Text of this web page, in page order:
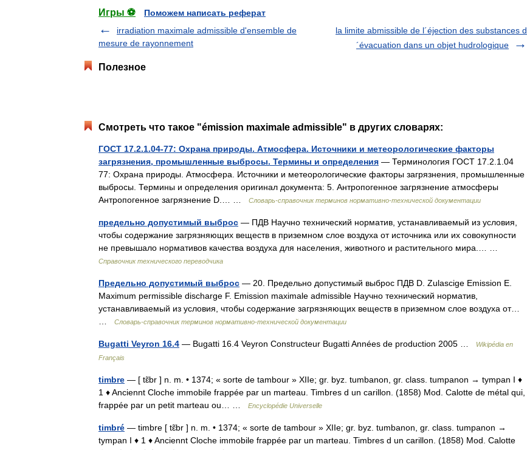
Игры ⚽
Поможем написать реферат
irradiation maximale admissible d'ensemble de
mesure de rayonnement
la limite abmissible de l´éjection des substances d
´évacuation dans un objet hudrologique
Полезное
Смотреть что такое "émission maximale admissible" в других словарях:
ГОСТ 17.2.1.04-77: Охрана природы. Атмосфера. Источники и метеорологические факторы
загрязнения, промышленные выбросы. Термины и определения — Терминология ГОСТ 17.2.1.04
77: Охрана природы. Атмосфера. Источники и метеорологические факторы загрязнения, промышленные
выбросы. Термины и определения оригинал документа: 5. Антропогенное загрязнение атмосферы
Антропогенное загрязнение D.… …
Словарь-справочник терминов нормативно-технической документации
предельно допустимый выброс — ПДВ Научно технический норматив, устанавливаемый из условия,
чтобы содержание загрязняющих веществ в приземном слое воздуха от источника или их совокупности
не превышало нормативов качества воздуха для населения, животного и растительного мира.… …
Справочник технического переводчика
Предельно допустимый выброс — 20. Предельно допустимый выброс ПДВ D. Zulascige Emission Е.
Maximum permissible discharge F. Emission maximale admissible Научно технический норматив,
устанавливаемый из условия, чтобы содержание загрязняющих веществ в приземном слое воздуха от…
Словарь-справочник терминов нормативно-технической документации
Bugatti Veyron 16.4 — Bugatti 16.4 Veyron Constructeur Bugatti Années de production 2005 …
Wikipédia en
Français
timbre — [ tɛ̃br ] n. m. • 1374; « sorte de tambour » XIIe; gr. byz. tumbanon, gr. class. tumpanon → tympan I ♦
1 ♦ Anciennt Cloche immobile frappée par un marteau. Timbres d un carillon. (1858) Mod. Calotte de métal qui,
frappée par un petit marteau ou… …
Encyclopédie Universelle
timbré — timbre [ tɛ̃br ] n. m. • 1374; « sorte de tambour » XIIe; gr. byz. tumbanon, gr. class. tumpanon →
tympan I ♦ 1 ♦ Anciennt Cloche immobile frappée par un marteau. Timbres d un carillon. (1858) Mod. Calotte